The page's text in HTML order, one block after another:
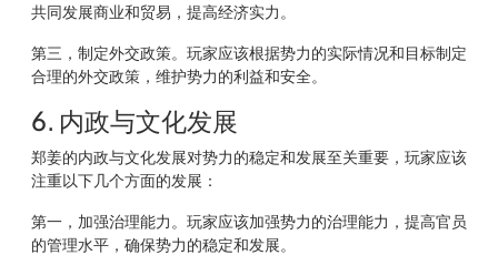
共同发展商业和贸易，提高经济实力。
第三，制定外交政策。玩家应该根据势力的实际情况和目标制定
合理的外交政策，维护势力的利益和安全。
6. 内政与文化发展
郑姜的内政与文化发展对势力的稳定和发展至关重要，玩家应该
注重以下几个方面的发展：
第一，加强治理能力。玩家应该加强势力的治理能力，提高官员
的管理水平，确保势力的稳定和发展。